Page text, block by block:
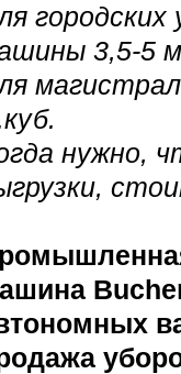
3,5-5
нужно,